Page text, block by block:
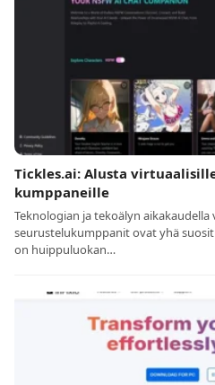
Tickles.ai: Alusta
kumppaneille
Teknologian ja tekoälyn aikakaudella
seurustelukumppanit ovat yhä
on huippuluokan…